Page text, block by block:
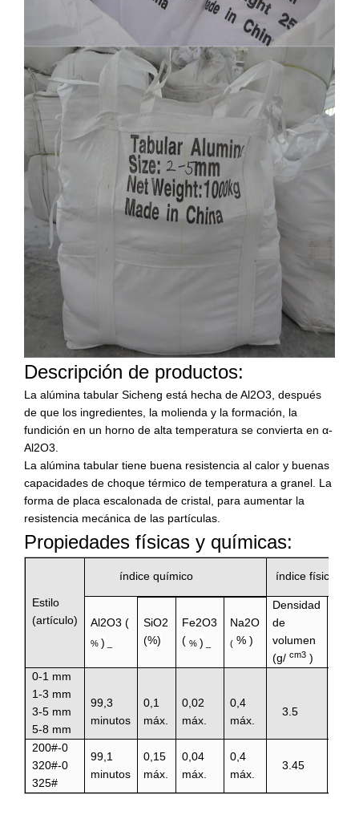
Descripción de productos:
La alúmina tabular Sicheng está hecha de Al2O3, después
de que los ingredientes, la molienda y la formación, la
fundición en un horno de alta temperatura se convierta en α-
Al2O3.
La alúmina tabular tiene buena resistencia al calor y buenas
capacidades de choque térmico de temperatura a granel. La
forma de placa escalonada de cristal, para aumentar la
resistencia mecánica de las partículas.
Propiedades físicas y químicas:
Estilo
(artículo)
índice químico índice físico
Al2O3(
% )
SiO2
(%)
Fe2O3
(% )
Na2O
( %)
Densidad
de
volumen
(g/cm3 )
0-1 mm
1-3 mm
3-5 mm
5-8 mm
99,3
minutos
0,1
máx.
0,02
máx.
0,4
máx.
3.5
200#-0
320#-0
325#
99,1
minutos
0,15
máx.
0,04
máx.
0,4
máx.
3.45